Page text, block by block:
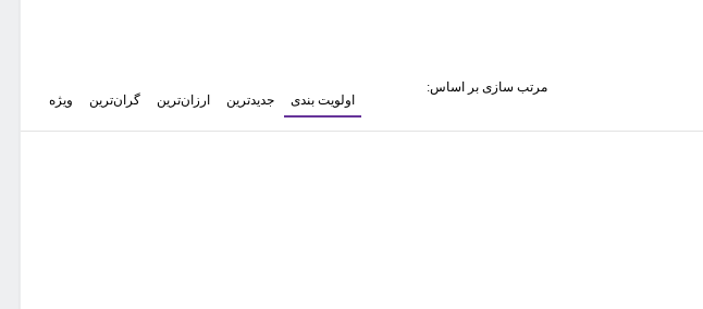
مرتب سازی بر اساس:
اولویت بندی
جدیدترین ارزان‌ترین گران‌ترین ویژه